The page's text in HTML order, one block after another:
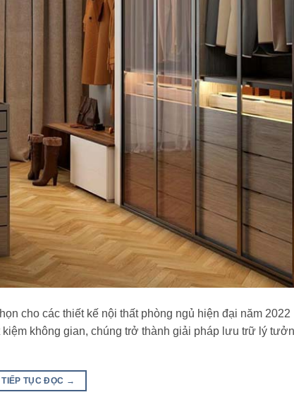
cho các thiết kế nội thất phòng ngủ hiện đại năm 2022
không gian, chúng trở thành giải pháp lưu trữ lý
TIẾP TỤC ĐỌC →